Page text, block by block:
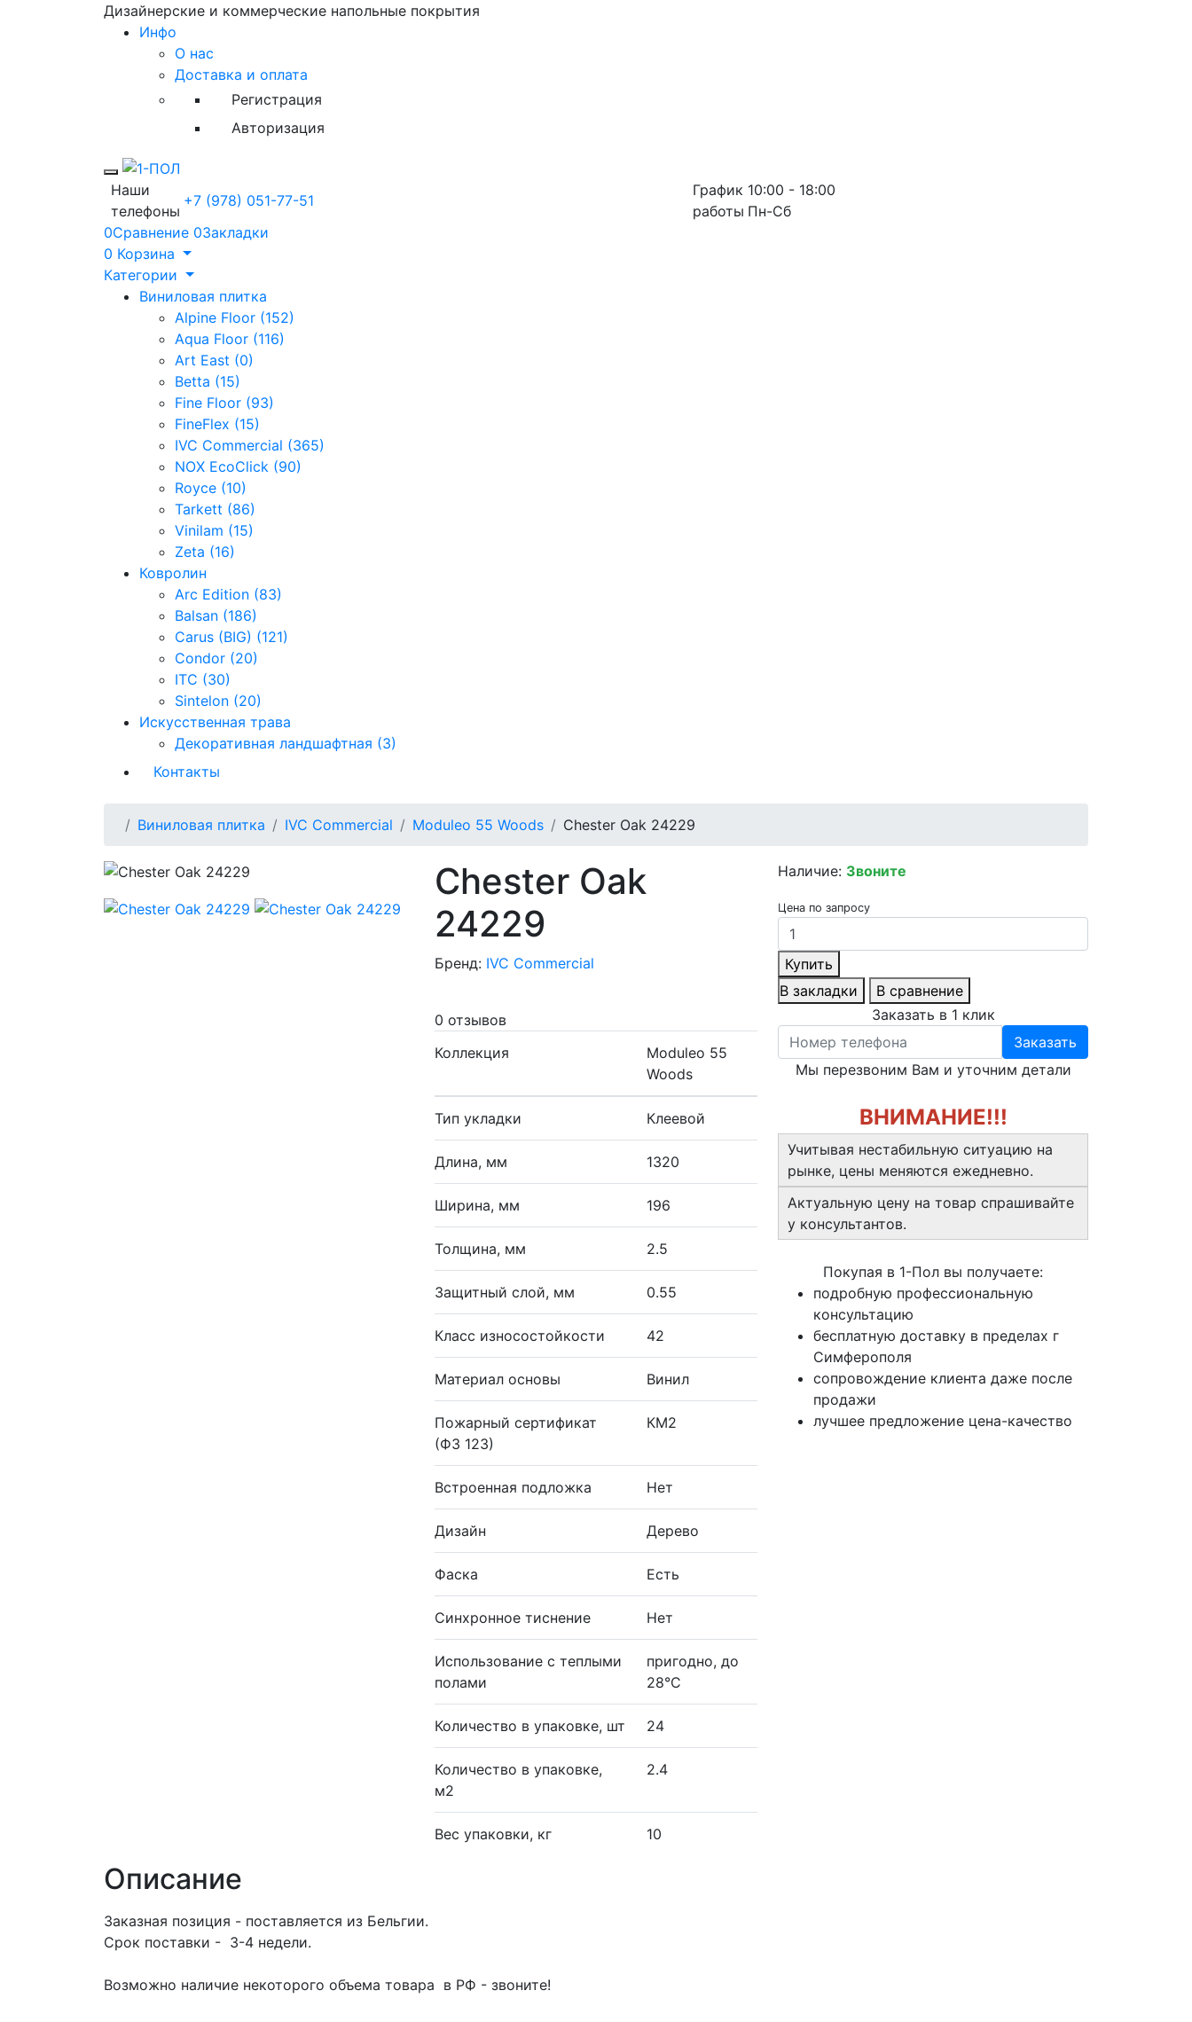
Дизайнерские и коммерческие напольные покрытия
Инфо
О нас
Доставка и оплата
Регистрация
Авторизация
Toggle mobile menu
Наши
телефоны
+7 (978) 051-77-51
График
работы
10:00 - 18:00
Пн-Сб
0Сравнение 0Закладки
0 Корзина
Категории
Виниловая плитка
Alpine Floor (152)
Aqua Floor (116)
Art East (0)
Betta (15)
Fine Floor (93)
FineFlex (15)
IVC Commercial (365)
NOX EcoClick (90)
Royce (10)
Tarkett (86)
Vinilam (15)
Zeta (16)
Ковролин
Arc Edition (83)
Balsan (186)
Carus (BIG) (121)
Condor (20)
ITC (30)
Sintelon (20)
Искусственная трава
Декоративная ландшафтная (3)
Контакты
Виниловая плитка IVC Commercial Moduleo 55 Woods Chester Oak 24229
Chester Oak
24229
Бренд: IVC Commercial
0 отзывов
Коллекция
Moduleo 55
Woods
Тип укладки Клеевой
Длина, мм 1320
Ширина, мм 196
Толщина, мм 2.5
Защитный слой, мм 0.55
Класс износостойкости 42
Материал основы Винил
Пожарный сертификат
(ФЗ 123)
КМ2
Встроенная подложка Нет
Дизайн Дерево
Фаска Есть
Синхронное тиснение Нет
Использование с теплыми
полами
пригодно, до
28°С
Количество в упаковке, шт 24
Количество в упаковке,
м2
2.4
Вес упаковки, кг 10
Наличие: Звоните
Цена по запросу
Купить
В закладки
В сравнение
Заказать в 1 клик
Заказать
Мы перезвоним Вам и уточним детали
ВНИМАНИЕ!!!
Учитывая нестабильную ситуацию на
рынке, цены меняются ежедневно.
Актуальную цену на товар спрашивайте
у консультантов.
Покупая в 1-Пол вы получаете:
подробную профессиональную
консультацию
бесплатную доставку в пределах г
Симферополя
сопровождение клиента даже после
продажи
лучшее предложение цена-качество
Описание
Заказная позиция - поставляется из Бельгии.
Срок поставки - 3-4 недели.
Возможно наличие некоторого объема товара в РФ - звоните!